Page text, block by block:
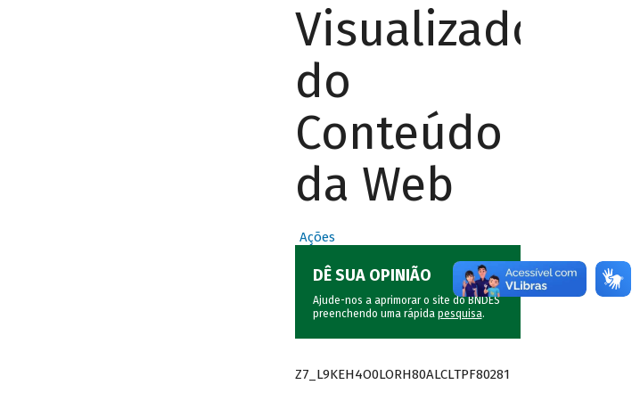
Visualizador
do
Conteúdo
da Web
Ações
DÊ SUA OPINIÃO
Ajude-nos a aprimorar o site do BNDES
preenchendo uma rápida pesquisa.
Z7_L9KEH4O0LORH80ALCLTPF80281